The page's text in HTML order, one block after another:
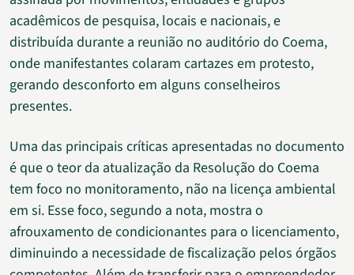
acadêmicos de pesquisa, locais e nacionais, e
distribuída durante a reunião no auditório do Coema,
onde manifestantes colaram cartazes em protesto,
gerando desconforto em alguns conselheiros
presentes.
Uma das principais críticas apresentadas no documento
é que o teor da atualização da Resolução do Coema
tem foco no monitoramento, não na licença ambiental
em si. Esse foco, segundo a nota, mostra o
afrouxamento de condicionantes para o licenciamento,
diminuindo a necessidade de fiscalização pelos órgãos